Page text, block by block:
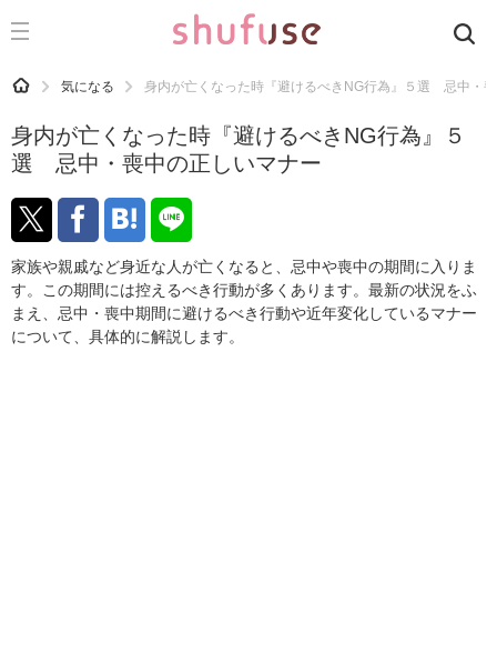
CATEGORY 記事カテゴリ
運気
洗濯
生活の知恵
お金
掃除
HOME 気になる 身内が亡くなった時『避けるべきNG行為』５選 忌中・
身内が亡くなった時『避けるべきNG行為』５
選 忌中・喪中の正しいマナー
家族や親戚など身近な人が亡くなると、忌中や喪中の期間に入りま
す。この期間には控えるべき行動が多くあります。最新の状況をふ
まえ、忌中・喪中期間に避けるべき行動や近年変化しているマナー
について、具体的に解説します。